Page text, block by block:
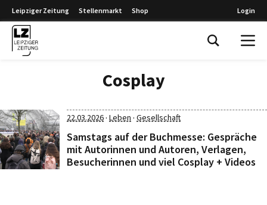
Leipziger Zeitung Stellenmarkt Shop Login
Cosplay
22.03.2026· Leben · Gesellschaft
Samstags auf der Buchmesse: Gespräche
mit Autorinnen und Autoren, Verlagen,
Besucherinnen und viel Cosplay + Videos